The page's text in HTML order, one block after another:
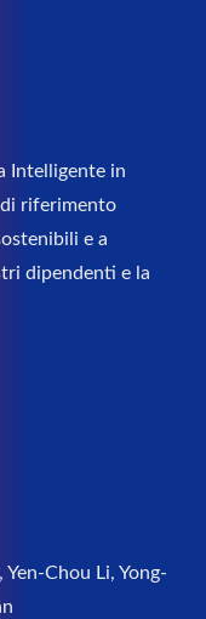
Intelligente in
riferimento
e a
dipendenti e la
Chou Li, Yong-